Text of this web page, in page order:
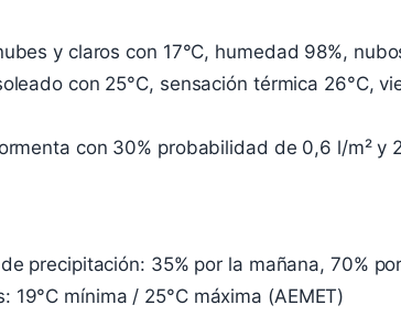
y claros con 17°C, humedad 98%,
con 25°C, sensación térmica 26°C,
con 30% probabilidad de 0,6 l/m² y
precipitación: 35% por la mañana, 70%
19°C mínima / 25°C máxima (AEMET)